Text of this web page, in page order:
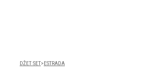
DŽET SET ESTRADA